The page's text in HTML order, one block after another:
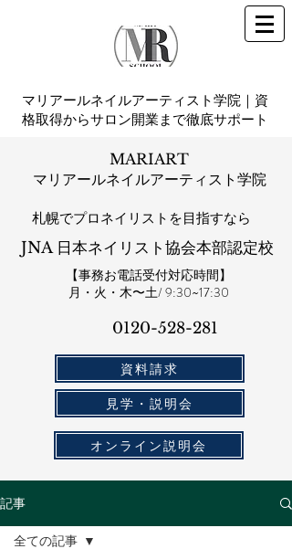
マリアールネイルアーティスト学院｜資
格取得からサロン開業まで徹底サポート
MARIART
マリアールネイルアーティスト学院
札幌​でプロネイリストを目指すなら
JNA 日本ネイリスト協会本部認定校
【事務お電話受付対応時間】
​月・火・木〜土/ 9:30~17:30
0120-528-281​
資料請求
見学・説明会
オンライン説明会
記事
全ての記事